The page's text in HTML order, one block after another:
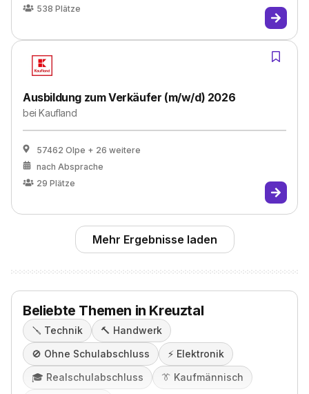
538 Plätze
Ausbildung zum Verkäufer (m/w/d) 2026
beiKaufland
57462 Olpe + 26 weitere
nach Absprache
29 Plätze
Mehr Ergebnisse laden
Beliebte Themen in Kreuztal
🪛 Technik 🔨 Handwerk
🚫 Ohne Schulabschluss ⚡️ Elektronik
🎓️ Realschulabschluss 👔 Kaufmännisch